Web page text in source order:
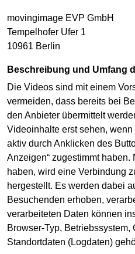
movingimage EVP GmbH
Tempelhofer Ufer 1
10961 Berlin
Beschreibung und Umfang
Die Videos sind mit einem
vermeiden, dass bereits bei
den Anbieter übermittelt
Videoinhalte erst sehen,
aktiv durch Anklicken des
Anzeigen“ zugestimmt
haben, wird eine Verbindung
hergestellt. Es werden dabei
Besuchenden erhoben,
verarbeiteten Daten können
Browser-Typ, Betriebssystem,
Standortdaten (Logdaten)